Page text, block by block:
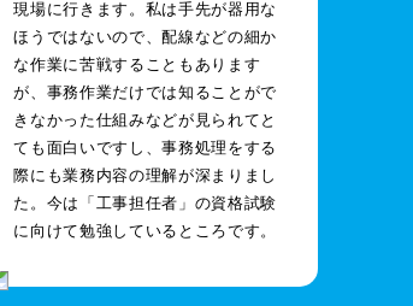
現場に行きます。私は手先が器用な
ほうではないので、配線などの細か
な作業に苦戦することもあります
が、事務作業だけでは知ることがで
きなかった仕組みなどが見られてと
ても面白いですし、事務処理をする
際にも業務内容の理解が深まりまし
た。今は「工事担任者」の資格試験
に向けて勉強しているところです。